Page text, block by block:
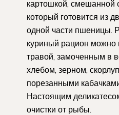
картошкой, смешанной
который готовится из
одной части пшеницы.
куриный рацион можно
травой, замоченным в
хлебом, зерном,
порезанными
Настоящим
очистки от рыбы.